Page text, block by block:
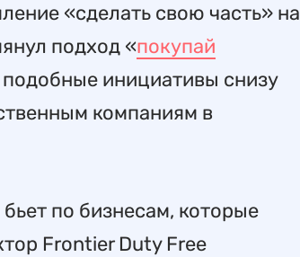
«сделать свою часть» на
подход «покупай
подобные инициативы снизу
компаниям в
по бизнесам, которые
Frontier Duty Free